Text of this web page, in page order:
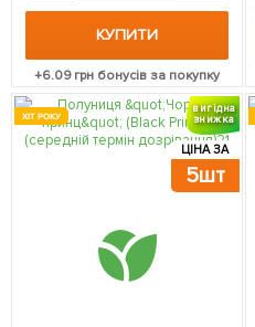
КУПИТИ
+6.09грн бонусів за покупку
вигідна
знижка
ЦІНА ЗА
5шт
ХІТ РОКУ